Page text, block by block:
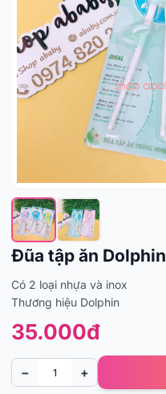
Đũa tập ăn Dolphin
Có 2 loại nhựa và inox
Thương hiệu Dolphin
35.000đ
− +